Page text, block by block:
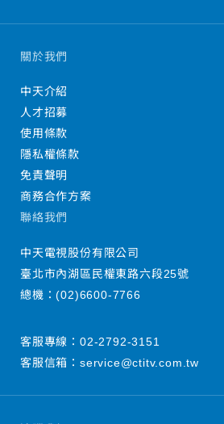
關於我們
中天介紹
人才招募
使用條款
隱私權條款
免責聲明
商務合作方案
聯絡我們
中天電視股份有限公司
臺北市內湖區民權東路六段25號
總機：(02)6600-7766
客服專線： 02-2792-3151
客服信箱： service@ctitv.com.tw